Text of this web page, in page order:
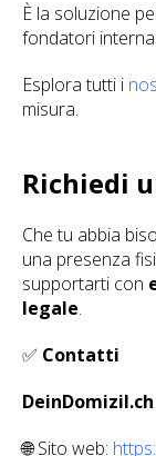
È la soluzione
fondatori
Esplora tutti i
misura.
Richiedi
Che tu abbia
una presenza
supportarti con
legale.
✅ Contatti
DeinDomizil.ch
🌐 Sito web: